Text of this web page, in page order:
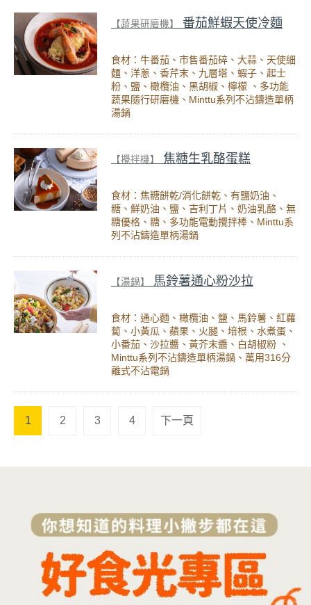
【蔬果研磨機】 番茄鮮蝦天使冷麵
食材：牛番茄、市售番茄碎、大蒜、天使細
麵、洋蔥、香芹末、九層塔、蝦子、起士
粉、鹽、橄欖油、黑胡椒、檸檬 、多功能
蔬果隨行研磨機、Minttu系列不沾鑄造單柄
湯鍋
【攪拌機】 焦糖生乳酪蛋糕
食材：焦糖餅乾/消化餅乾、有鹽奶油、
糖、鮮奶油、鹽、吉利丁片、奶油乳酪、無
糖優格、糖、多功能電動攪拌棒、Minttu系
列不沾鑄造單柄湯鍋
【湯鍋】 馬鈴薯通心粉沙拉
食材：通心麵、橄欖油、鹽、馬鈴薯、紅蘿
蔔、小黃瓜、蘋果、火腿、培根、水煮蛋、
小番茄、沙拉醬、黃芥末醬、白胡椒粉 、
Minttu系列不沾鑄造單柄湯鍋、萬用316分
離式不沾電鍋
1 2 3 4 下一頁